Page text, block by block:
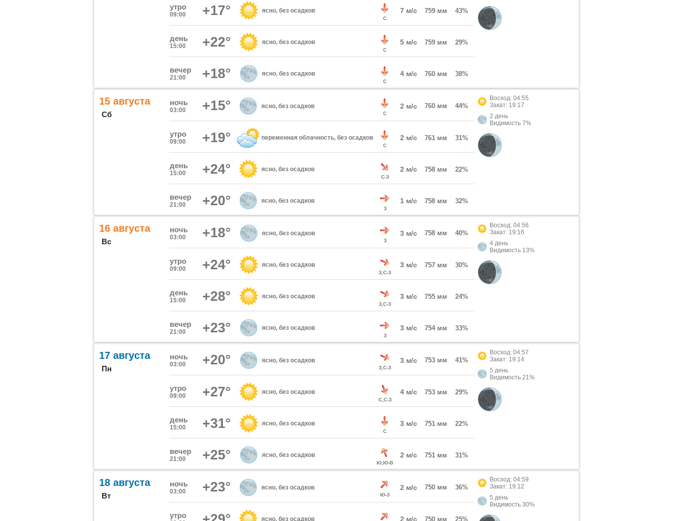
утро
09:00 +17° ясно, без осадков
С
7 м/с 759 мм 43%
день
15:00 +22° ясно, без осадков
С
5 м/с 759 мм 29%
вечер
21:00 +18° ясно, без осадков
С
4 м/с 760 мм 38%
15 августа
Сб
ночь
03:00 +15° ясно, без осадков
С
2 м/с 760 мм 44%
утро
09:00 +19° переменная облачность, без осадков
С
2 м/с 761 мм 31%
день
15:00 +24° ясно, без осадков
С-З
2 м/с 758 мм 22%
вечер
21:00 +20° ясно, без осадков
З
1 м/с 758 мм 32%
Восход: 04:55
Закат: 19:17
2 день
Видимость 7%
16 августа
Вс
ночь
03:00 +18° ясно, без осадков
З
3 м/с 758 мм 40%
утро
09:00 +24° ясно, без осадков
З,С-З
3 м/с 757 мм 30%
день
15:00 +28° ясно, без осадков
З,С-З
3 м/с 755 мм 24%
вечер
21:00 +23° ясно, без осадков
З
3 м/с 754 мм 33%
Восход: 04:56
Закат: 19:16
4 день
Видимость 13%
17 августа
Пн
ночь
03:00 +20° ясно, без осадков
З,С-З
3 м/с 753 мм 41%
утро
09:00 +27° ясно, без осадков
С,С-З
4 м/с 753 мм 29%
день
15:00 +31° ясно, без осадков
С
3 м/с 751 мм 22%
вечер
21:00 +25° ясно, без осадков
Ю,Ю-В
2 м/с 751 мм 31%
Восход: 04:57
Закат: 19:14
5 день
Видимость 21%
18 августа
Вт
ночь
03:00 +23° ясно, без осадков
Ю-З
2 м/с 750 мм 36%
утро ясно, без осадков 2 м/с 750 мм 25%
Восход: 04:59
Закат: 19:12
5 день
Видимость 30%